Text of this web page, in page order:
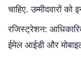
चाहिए. उम्मीदवारों
रजिस्ट्रेशन:
ईमेल आईडी और